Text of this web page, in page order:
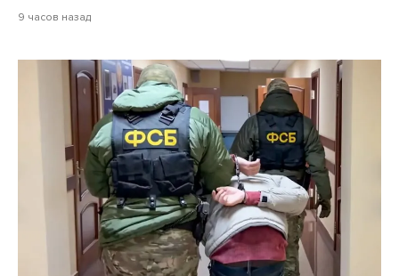
9 часов назад